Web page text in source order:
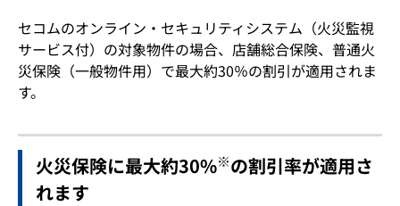
セコムのオンライン・セキュリティシステム（火災監視
サービス付）の対象物件の場合、店舗総合保険、普通火
災保険（一般物件用）で最大約30％の割引が適用されま
す。
火災保険に最大約30%※の割引率が適用さ
れます